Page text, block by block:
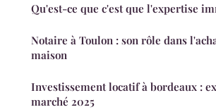
Qu'est-ce que c'est que l'expertise
Notaire à Toulon : son rôle dans
maison
Investissement locatif à bordeaux :
marché 2025